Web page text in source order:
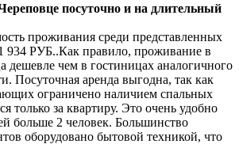
посуточно и на длительный
проживания среди представленных
1 934 РУБ..Как правило, проживание в
дешевле чем в гостиницах аналогичного
Посуточная аренда выгодна, так как
ограничено наличием спальных
только за квартиру. Это очень удобно
больше 2 человек. Большинство
оборудовано бытовой техникой, что